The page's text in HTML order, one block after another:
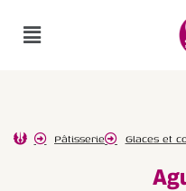
Pâtisserie Glaces et